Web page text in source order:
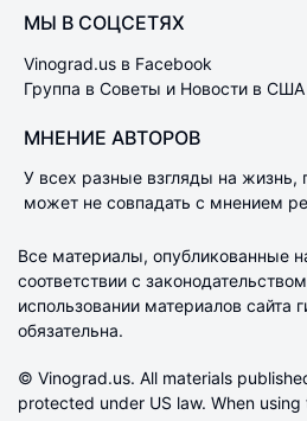
МЫ В СОЦСЕТЯХ
Vinograd.us в Facebook
Группа в Советы и Новости в США
МНЕНИЕ АВТОРОВ
У всех разные взгляды на жизнь,
может не совпадать с мнением
Все материалы, опубликованные
соответствии с
использовании материалов сайта
обязательна.
© Vinograd.us. All materials
protected under US law. When